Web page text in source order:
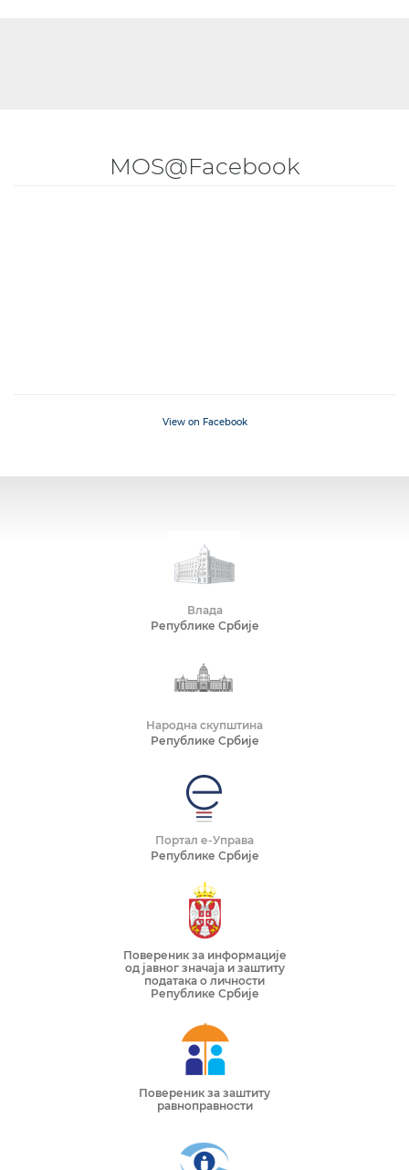
MOS@Facebook
View on Facebook
Влада
Републике Србије
Народна скупштина
Републике Србије
Портал е-Управа
Републике Србије
Повереник за информације
од јавног значаја и заштиту
података о личности
Републике Србије
Повереник за заштиту
равноправности